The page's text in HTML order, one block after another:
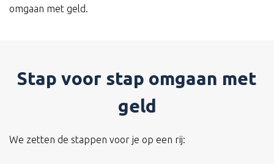
omgaan met geld.
Stap voor stap omgaan met
geld
We zetten de stappen voor je op een rij: